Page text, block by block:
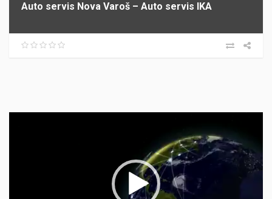
Auto servis Nova Varoš – Auto servis IKA